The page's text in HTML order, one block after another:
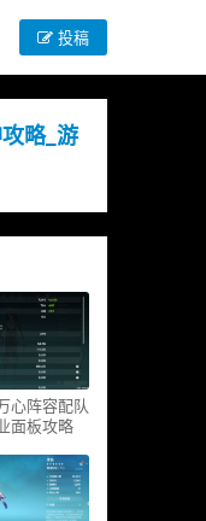
投稿
略_游
心阵容配队
面板攻略